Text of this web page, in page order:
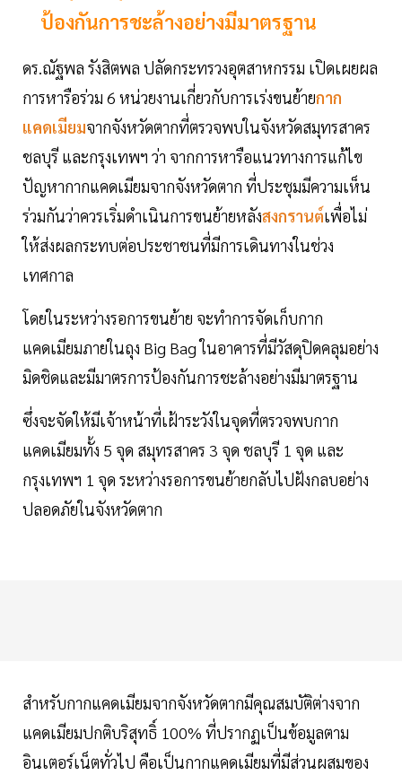
ป้องกันการชะล้างอย่างมีมาตรฐาน
ดร.ณัฐพล รังสิตพล ปลัดกระทรวงอุตสาหกรรม เปิดเผยผล
การหารือร่วม 6 หน่วยงานเกี่ยวกับการเร่งขนย้ายกาก
แคดเมียมจากจังหวัดตากที่ตรวจพบในจังหวัดสมุทรสาคร
ชลบุรี และกรุงเทพฯ ว่า จากการหารือแนวทางการแก้ไข
ปัญหากากแคดเมียมจากจังหวัดตาก ที่ประชุมมีความเห็น
ร่วมกันว่าควรเริ่มดำเนินการขนย้ายหลังสงกรานต์เพื่อไม่
ให้ส่งผลกระทบต่อประชาชนที่มีการเดินทางในช่วง
เทศกาล
โดยในระหว่างรอการขนย้าย จะทำการจัดเก็บกาก
แคดเมียมภายในถุง Big Bag ในอาคารที่มีวัสดุปิดคลุมอย่าง
มิดชิดและมีมาตรการป้องกันการชะล้างอย่างมีมาตรฐาน
ซึ่งจะจัดให้มีเจ้าหน้าที่เฝ้าระวังในจุดที่ตรวจพบกาก
แคดเมียมทั้ง 5 จุด สมุทรสาคร 3 จุด ชลบุรี 1 จุด และ
กรุงเทพฯ 1 จุด ระหว่างรอการขนย้ายกลับไปฝังกลบอย่าง
ปลอดภัยในจังหวัดตาก
สำหรับกากแคดเมียมจากจังหวัดตากมีคุณสมบัติต่างจาก
แคดเมียมปกติบริสุทธิ์ 100% ที่ปรากฏเป็นข้อมูลตาม
อินเตอร์เน็ตทั่วไป คือเป็นกากแคดเมียมที่มีส่วนผสมของ